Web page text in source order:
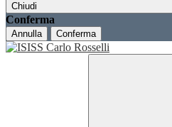
Chiudi
Conferma
Annulla Conferma